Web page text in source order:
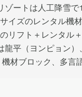
ゾートは人工降雪
イズのレンタル
リフト＋レンタ
龍平（ヨンピョン
材ブロック、多言